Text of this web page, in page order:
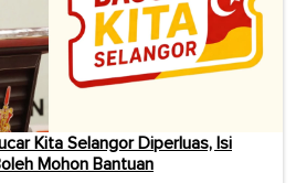
Kita Selangor Diperluas, Isi
Mohon Bantuan